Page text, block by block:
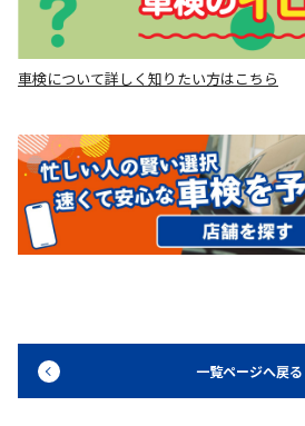
車検について詳しく知りたい方はこちら
一覧ページへ戻る